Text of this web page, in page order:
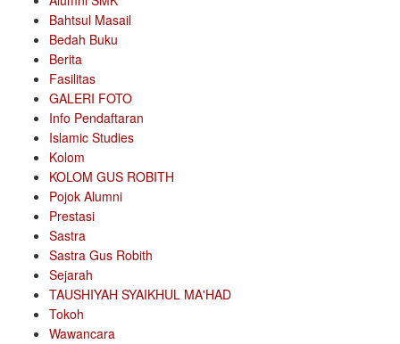
Bahtsul Masail
Bedah Buku
Berita
Fasilitas
GALERI FOTO
Info Pendaftaran
Islamic Studies
Kolom
KOLOM GUS ROBITH
Pojok Alumni
Prestasi
Sastra
Sastra Gus Robith
Sejarah
TAUSHIYAH SYAIKHUL MA'HAD
Tokoh
Wawancara